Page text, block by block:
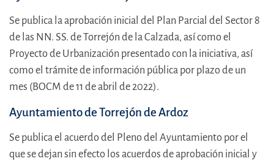
Se publica la aprobación inicial del Plan Parcial del Sector 8
de las NN. SS. de Torrejón de la Calzada, así como el
Proyecto de Urbanización presentado con la iniciativa, así
como el trámite de información pública por plazo de un
mes (BOCM de 11 de abril de 2022).
Ayuntamiento de Torrejón de Ardoz
Se publica el acuerdo del Pleno del Ayuntamiento por el
que se dejan sin efecto los acuerdos de aprobación inicial y